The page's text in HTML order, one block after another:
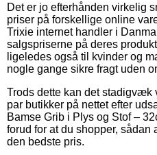
Det er jo efterhånden virkelig
priser på forskellige online
Trixie internet handler i
salgspriserne på deres
ligeledes også til kvinder og
nogle gange sikre fragt uden
Trods dette kan det stadigvæk
par butikker på nettet efter
Bamse Grib i Plys og Stof –
forud for at du shopper, sådan
den bedste pris.